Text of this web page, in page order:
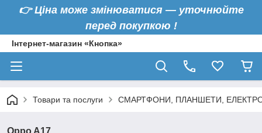
👉Ціна може змінюватися — уточнюйте
перед покупкою !
Інтернет-магазин «Кнопка»
Товари та послуги СМАРТФОНИ, ПЛАНШЕТИ,
Oppo A17